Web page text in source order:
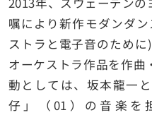
嘱により新作モダンダ
ストラと電子音のため
オーケストラ作品を作
動としては、坂本龍一
仔」（01）の音楽を